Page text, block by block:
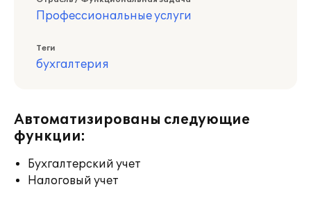
Профессиональные услуги
Теги
бухгалтерия
Автоматизированы следующие
функции:
Бухгалтерский учет
Налоговый учет